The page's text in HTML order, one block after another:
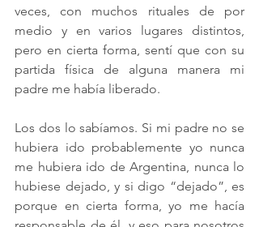
veces, con muchos rituales de por
medio y en varios lugares distintos,
pero en cierta forma, sentí que con su
partida física de alguna manera mi
padre me había liberado.
Los dos lo sabíamos. Si mi padre no se
hubiera ido probablemente yo nunca
me hubiera ido de Argentina, nunca lo
hubiese dejado, y si digo “dejado”, es
porque en cierta forma, yo me hacía